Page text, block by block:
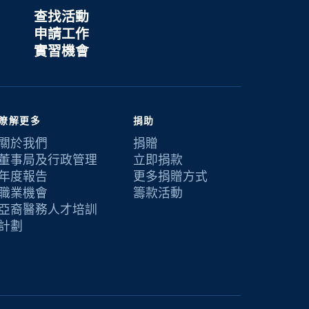
查找活動
申請工作
實習機會
解更多
於我們
事局及行政管理
度報告
業機會
裔醫務人才培訓
劃
捐助
捐贈
立即捐款
更多捐贈方式
籌款活動